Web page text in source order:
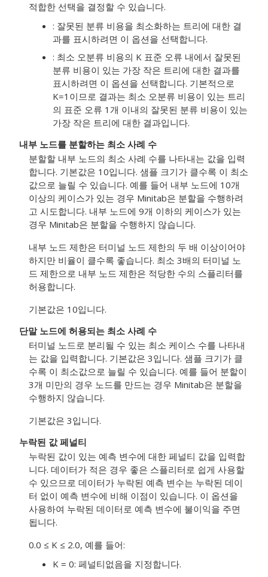
적합한 선택을 결정할 수 있습니다.
: 잘못된 분류 비용을 최소화하는 트리에 대한 결
과를 표시하려면 이 옵션을 선택합니다.
: 최소 오분류 비용의 K 표준 오류 내에서 잘못된
분류 비용이 있는 가장 작은 트리에 대한 결과를
표시하려면 이 옵션을 선택합니다. 기본적으로
K=1이므로 결과는 최소 오분류 비용이 있는 트리
의 표준 오류 1개 이내의 잘못된 분류 비용이 있는
가장 작은 트리에 대한 결과입니다.
내부 노드를 분할하는 최소 사례 수
분할할 내부 노드의 최소 사례 수를 나타내는 값을 입력
합니다. 기본값은 10입니다. 샘플 크기가 클수록 이 최소
값으로 늘릴 수 있습니다. 예를 들어 내부 노드에 10개
이상의 케이스가 있는 경우 Minitab은 분할을 수행하려
고 시도합니다. 내부 노드에 9개 이하의 케이스가 있는
경우 Minitab은 분할을 수행하지 않습니다.
내부 노드 제한은 터미널 노드 제한의 두 배 이상이어야
하지만 비율이 클수록 좋습니다. 최소 3배의 터미널 노
드 제한으로 내부 노드 제한은 적당한 수의 스플리터를
허용합니다.
기본값은 10입니다.
단말 노드에 허용되는 최소 사례 수
터미널 노드로 분리될 수 있는 최소 케이스 수를 나타내
는 값을 입력합니다. 기본값은 3입니다. 샘플 크기가 클
수록 이 최소값으로 늘릴 수 있습니다. 예를 들어 분할이
3개 미만의 경우 노드를 만드는 경우 Minitab은 분할을
수행하지 않습니다.
기본값은 3입니다.
누락된 값 페널티
누락된 값이 있는 예측 변수에 대한 페널티 값을 입력합
니다. 데이터가 적은 경우 좋은 스플리터로 쉽게 사용할
수 있으므로 데이터가 누락된 예측 변수는 누락된 데이
터 없이 예측 변수에 비해 이점이 있습니다. 이 옵션을
사용하여 누락된 데이터로 예측 변수에 불이익을 주면
됩니다.
0.0 ≤ K ≤ 2.0, 예를 들어:
K = 0: 페널티없음을 지정합니다.